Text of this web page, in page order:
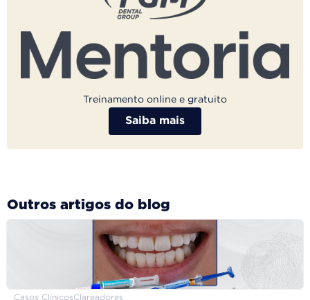
Treinamento online e gratuito
Saiba mais
Outros artigos do blog
Casos ClínicosClareadores